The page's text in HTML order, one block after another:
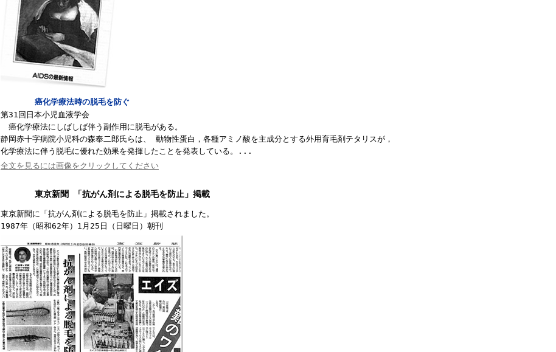
癌化学療法時の脱毛を防ぐ
第31 回日本小児血液学会
癌化学療法にしばしば伴う副作用に脱毛がある。
静岡赤十字病院小児科の森奉二郎氏らは、 動物性蛋白，各種アミノ酸を主成分とする外用育毛剤テタリスが，
化学療法に伴う脱毛に優れた効果を発揮したことを発表している。
...
全文を見るには画像をクリックしてください
東京新聞 「抗がん剤による脱毛を防止」掲載
東京新聞に「抗がん剤による脱毛を防止」掲載されました。
1987年（昭和62年） 1 月 25 日（日曜日）朝刊